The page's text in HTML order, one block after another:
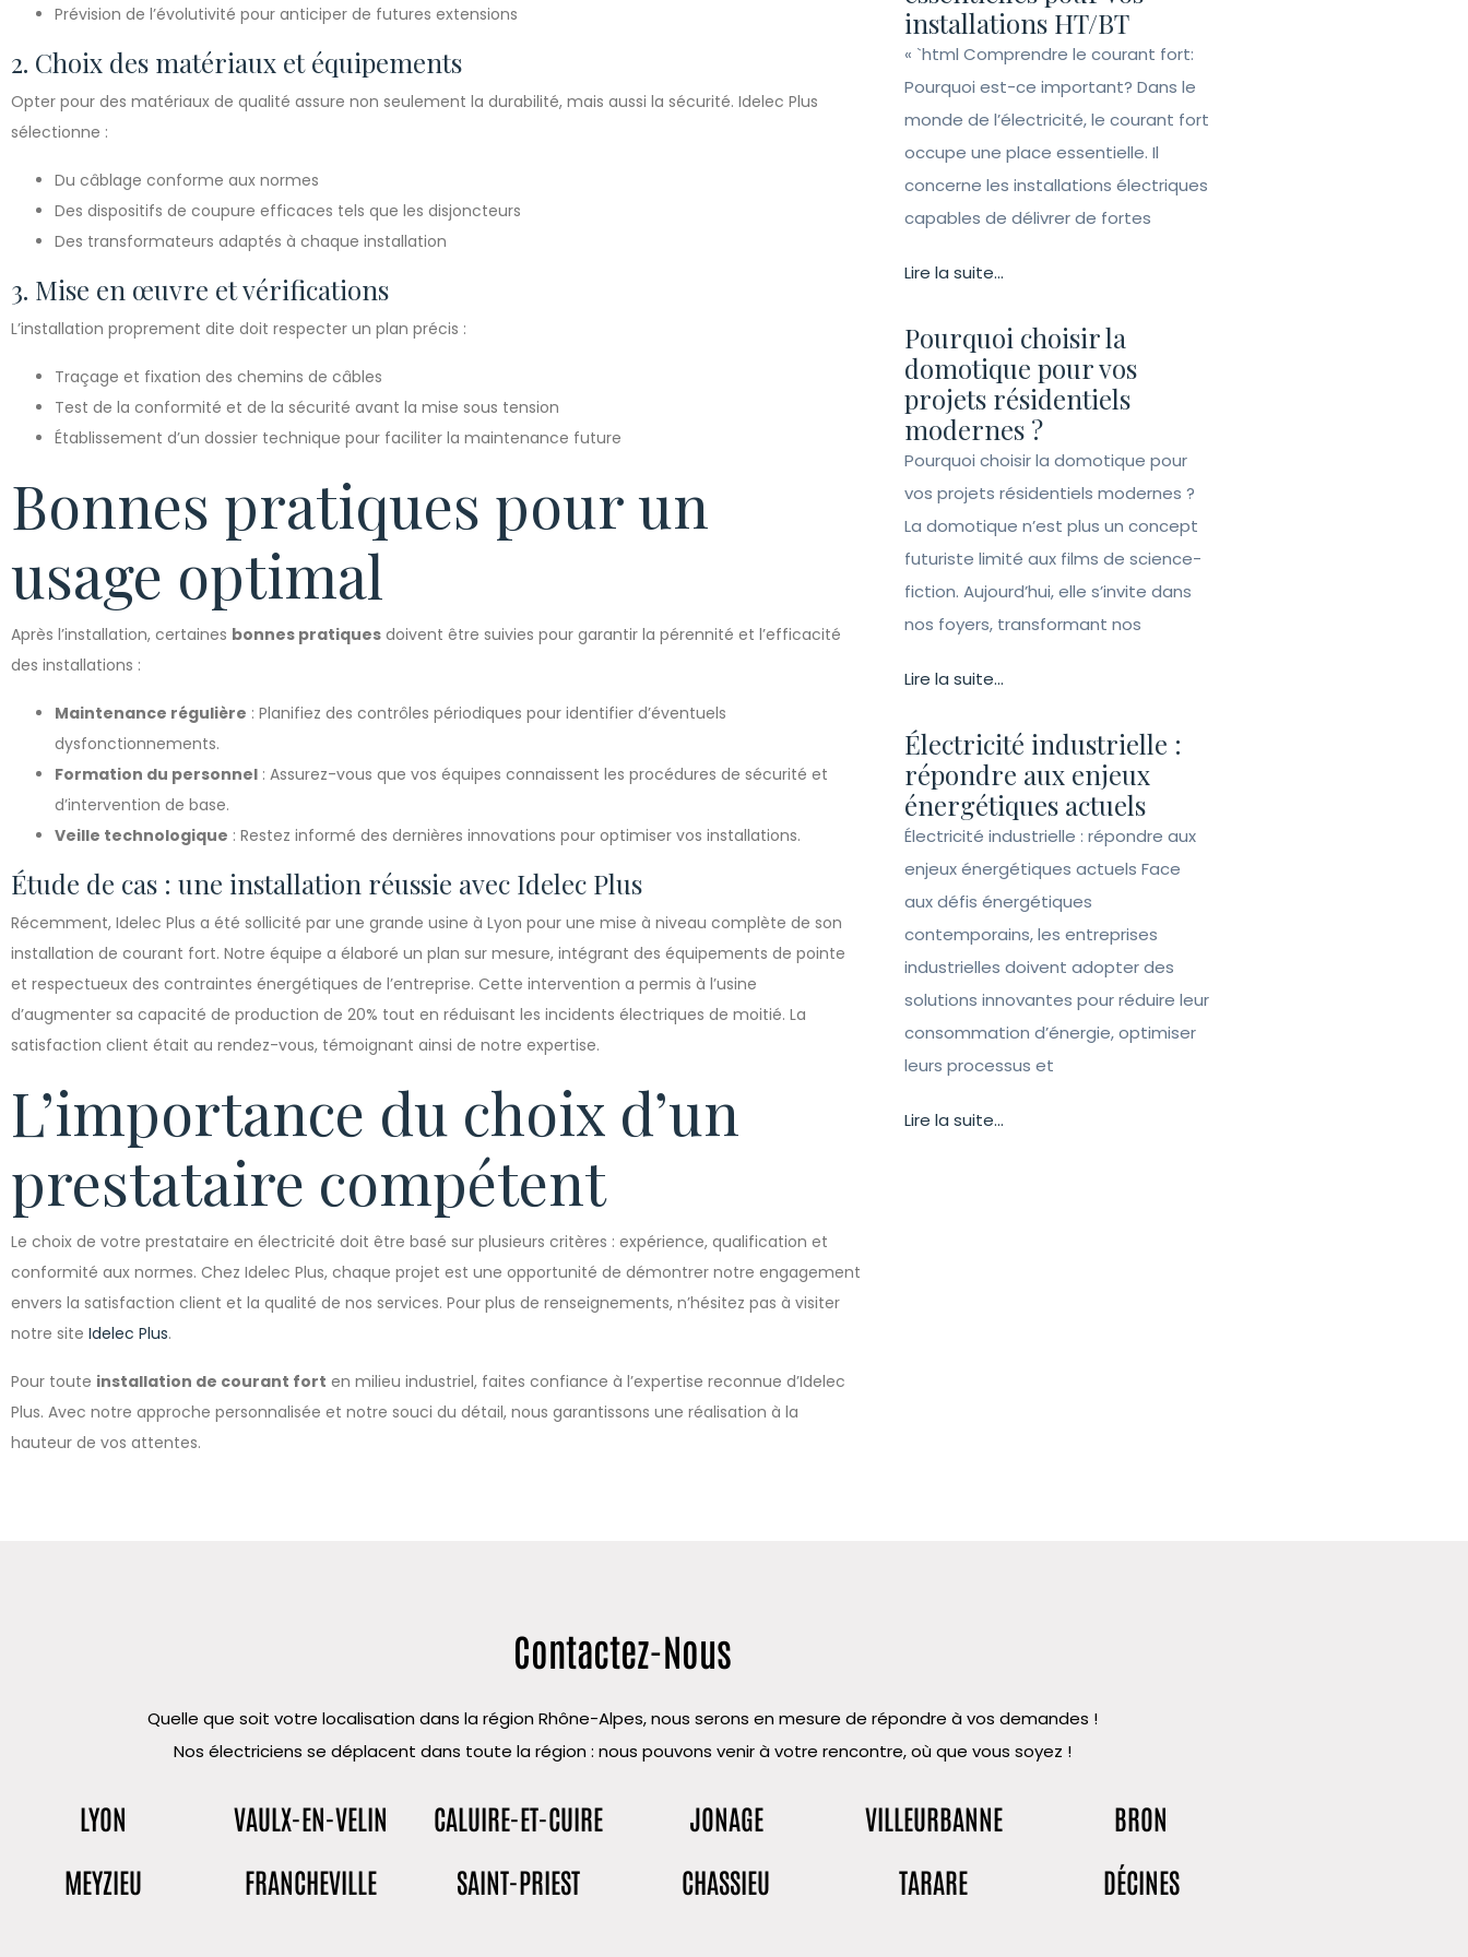
Prévision de l’évolutivité pour anticiper de futures extensions
2. Choix des matériaux et équipements
Opter pour des matériaux de qualité assure non seulement la durabilité, mais aussi la sécurité. Idelec Plus
sélectionne :
Du câblage conforme aux normes
Des dispositifs de coupure efficaces tels que les disjoncteurs
Des transformateurs adaptés à chaque installation
3. Mise en œuvre et vérifications
L’installation proprement dite doit respecter un plan précis :
Traçage et fixation des chemins de câbles
Test de la conformité et de la sécurité avant la mise sous tension
Établissement d’un dossier technique pour faciliter la maintenance future
Bonnes pratiques pour un
usage optimal
Après l’installation, certaines bonnes pratiques doivent être suivies pour garantir la pérennité et l’efficacité
des installations :
Maintenance régulière : Planifiez des contrôles périodiques pour identifier d’éventuels
dysfonctionnements.
Formation du personnel : Assurez-vous que vos équipes connaissent les procédures de sécurité et
d’intervention de base.
Veille technologique : Restez informé des dernières innovations pour optimiser vos installations.
Étude de cas : une installation réussie avec Idelec Plus
Récemment, Idelec Plus a été sollicité par une grande usine à Lyon pour une mise à niveau complète de son
installation de courant fort. Notre équipe a élaboré un plan sur mesure, intégrant des équipements de pointe
et respectueux des contraintes énergétiques de l’entreprise. Cette intervention a permis à l’usine
d’augmenter sa capacité de production de 20% tout en réduisant les incidents électriques de moitié. La
satisfaction client était au rendez-vous, témoignant ainsi de notre expertise.
L’importance du choix d’un
prestataire compétent
Le choix de votre prestataire en électricité doit être basé sur plusieurs critères : expérience, qualification et
conformité aux normes. Chez Idelec Plus, chaque projet est une opportunité de démontrer notre engagement
envers la satisfaction client et la qualité de nos services. Pour plus de renseignements, n’hésitez pas à visiter
notre site Idelec Plus.
Pour toute installation de courant fort en milieu industriel, faites confiance à l’expertise reconnue d’Idelec
Plus. Avec notre approche personnalisée et notre souci du détail, nous garantissons une réalisation à la
hauteur de vos attentes.
installations HT/BT
« `html Comprendre le courant fort:
Pourquoi est-ce important? Dans le
monde de l’électricité, le courant fort
occupe une place essentielle. Il
concerne les installations électriques
capables de délivrer de fortes
Lire la suite...
Pourquoi choisir la
domotique pour vos
projets résidentiels
modernes ?
Pourquoi choisir la domotique pour
vos projets résidentiels modernes ?
La domotique n’est plus un concept
futuriste limité aux films de science-
fiction. Aujourd’hui, elle s’invite dans
nos foyers, transformant nos
Lire la suite...
Électricité industrielle :
répondre aux enjeux
énergétiques actuels
Électricité industrielle : répondre aux
enjeux énergétiques actuels Face
aux défis énergétiques
contemporains, les entreprises
industrielles doivent adopter des
solutions innovantes pour réduire leur
consommation d’énergie, optimiser
leurs processus et
Lire la suite...
Contactez-Nous
Quelle que soit votre localisation dans la région Rhône-Alpes, nous serons en mesure de répondre à vos demandes !
Nos électriciens se déplacent dans toute la région : nous pouvons venir à votre rencontre, où que vous soyez !
LYON
MEYZIEU
VAULX-EN-VELIN
FRANCHEVILLE
CALUIRE-ET-CUIRE
SAINT-PRIEST
JONAGE
CHASSIEU
VILLEURBANNE
TARARE
BRON
DÉCINES